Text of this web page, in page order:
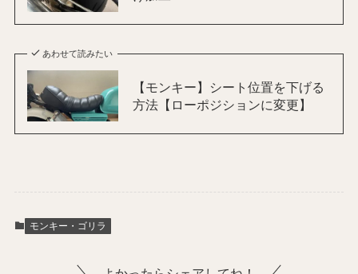
あわせて読みたい
【モンキー】シート位置を下げる
方法【ローポジションに変更】
モンキー・ゴリラ